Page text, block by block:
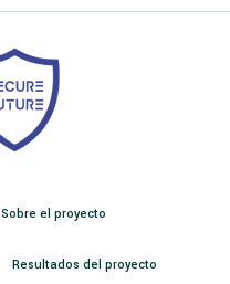
Sobre el proyecto
Resultados del proyecto